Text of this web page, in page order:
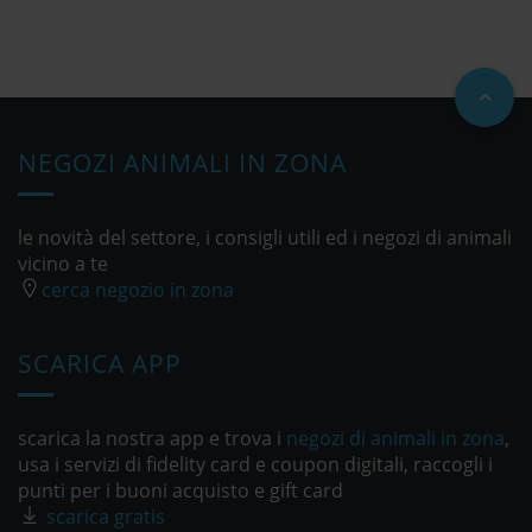
NEGOZI ANIMALI IN ZONA
le novità del settore, i consigli utili ed i negozi di animali
vicino a te
cerca negozio in zona
SCARICA APP
scarica la nostra app e trova i negozi di animali in zona,
usa i servizi di fidelity card e coupon digitali, raccogli i
punti per i buoni acquisto e gift card
scarica gratis